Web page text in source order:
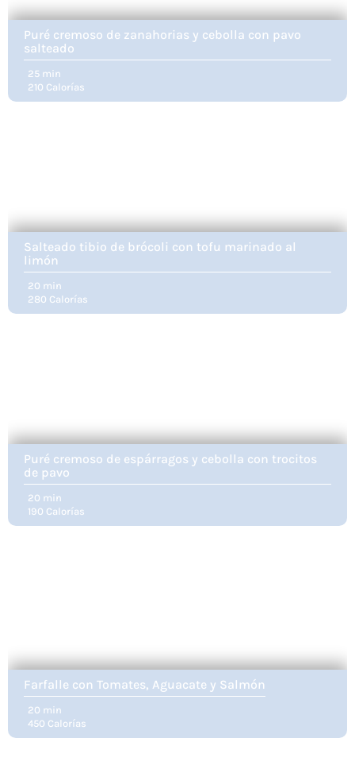
Puré cremoso de zanahorias y cebolla con pavo
salteado
25 min
210 Calorías
Salteado tibio de brócoli con tofu marinado al
limón
20 min
280 Calorías
Puré cremoso de espárragos y cebolla con trocitos
de pavo
20 min
190 Calorías
Farfalle con Tomates, Aguacate y Salmón
20 min
450 Calorías